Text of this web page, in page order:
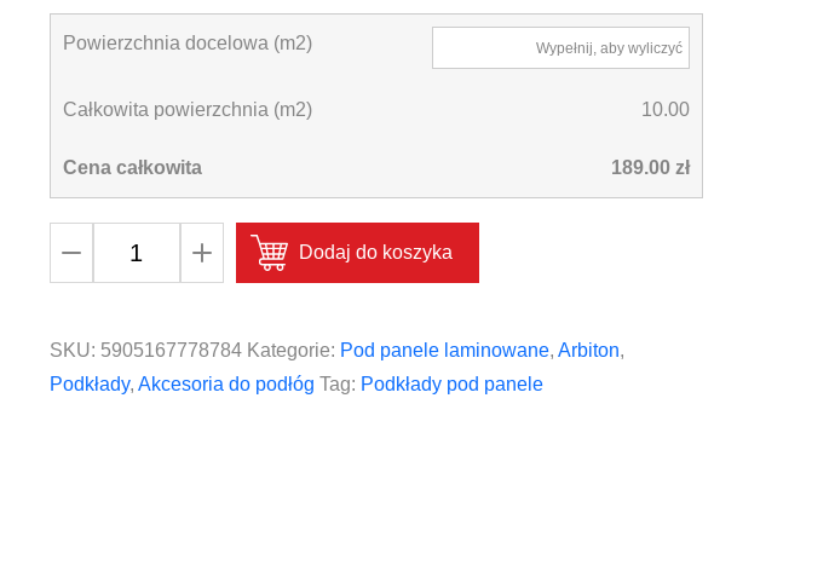
Powierzchnia docelowa (m2) Wypełnij, aby wyliczyć
Całkowita powierzchnia (m2) 10.00
Cena całkowita 189.00 zł
Aquastop
ARBITON
Dodaj do koszyka
SKU: 5905167778784 Kategorie: Pod panele laminowane, Arbiton,
Podkłady, Akcesoria do podłóg Tag: Podkłady pod panele